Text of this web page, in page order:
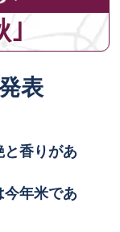
｣
表
と香りがあ
今年米であ